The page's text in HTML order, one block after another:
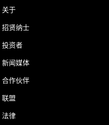
关于
招贤纳士
投资者
新闻媒体
合作伙伴
联盟
法律